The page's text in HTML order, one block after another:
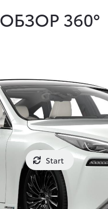
ОБЗОР 360°
Start